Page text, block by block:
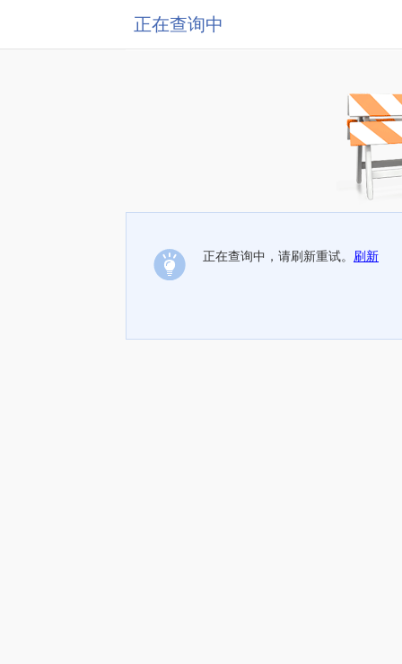
正在查询中
正在查询中，请刷新重试。 刷新